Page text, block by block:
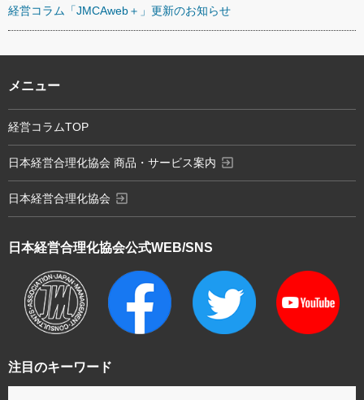
経営コラム「JMCAweb＋」更新のお知らせ
注目のキーワード
日本経営合理化協会公式WEB/SNS
メニュー
経営コラムTOP
日本経営合理化協会 商品・サービス案内 exit_to_app
日本経営合理化協会 exit_to_app